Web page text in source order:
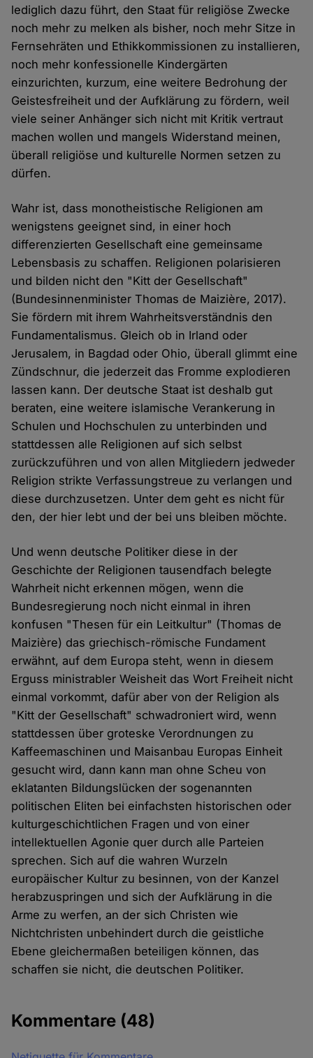
lediglich dazu führt, den Staat für religiöse Zwecke
noch mehr zu melken als bisher, noch mehr Sitze in
Fernsehräten und Ethikkommissionen zu installieren,
noch mehr konfessionelle Kindergärten
einzurichten, kurzum, eine weitere Bedrohung der
Geistesfreiheit und der Aufklärung zu fördern, weil
viele seiner Anhänger sich nicht mit Kritik vertraut
machen wollen und mangels Widerstand meinen,
überall religiöse und kulturelle Normen setzen zu
dürfen.
Wahr ist, dass monotheistische Religionen am
wenigstens geeignet sind, in einer hoch
differenzierten Gesellschaft eine gemeinsame
Lebensbasis zu schaffen. Religionen polarisieren
und bilden nicht den "Kitt der Gesellschaft"
(Bundesinnenminister Thomas de Maizière, 2017).
Sie fördern mit ihrem Wahrheitsverständnis den
Fundamentalismus. Gleich ob in Irland oder
Jerusalem, in Bagdad oder Ohio, überall glimmt eine
Zündschnur, die jederzeit das Fromme explodieren
lassen kann. Der deutsche Staat ist deshalb gut
beraten, eine weitere islamische Verankerung in
Schulen und Hochschulen zu unterbinden und
stattdessen alle Religionen auf sich selbst
zurückzuführen und von allen Mitgliedern jedweder
Religion strikte Verfassungstreue zu verlangen und
diese durchzusetzen. Unter dem geht es nicht für
den, der hier lebt und der bei uns bleiben möchte.
Und wenn deutsche Politiker diese in der
Geschichte der Religionen tausendfach belegte
Wahrheit nicht erkennen mögen, wenn die
Bundesregierung noch nicht einmal in ihren
konfusen "Thesen für ein Leitkultur" (Thomas de
Maizière) das griechisch-römische Fundament
erwähnt, auf dem Europa steht, wenn in diesem
Erguss ministrabler Weisheit das Wort Freiheit nicht
einmal vorkommt, dafür aber von der Religion als
"Kitt der Gesellschaft" schwadroniert wird, wenn
stattdessen über groteske Verordnungen zu
Kaffeemaschinen und Maisanbau Europas Einheit
gesucht wird, dann kann man ohne Scheu von
eklatanten Bildungslücken der sogenannten
politischen Eliten bei einfachsten historischen oder
kulturgeschichtlichen Fragen und von einer
intellektuellen Agonie quer durch alle Parteien
sprechen. Sich auf die wahren Wurzeln
europäischer Kultur zu besinnen, von der Kanzel
herabzuspringen und sich der Aufklärung in die
Arme zu werfen, an der sich Christen wie
Nichtchristen unbehindert durch die geistliche
Ebene gleichermaßen beteiligen können, das
schaffen sie nicht, die deutschen Politiker.
Kommentare (48)